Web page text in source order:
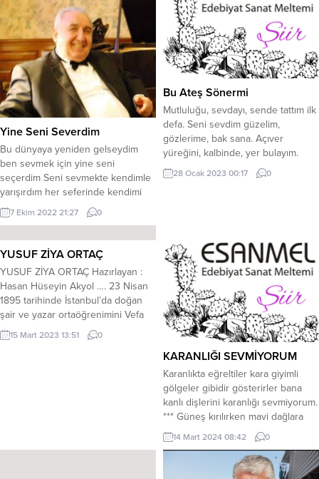
Yine Seni Severdim
Bu dünyaya yeniden gelseydim
ben sevmek için yine seni
seçerdim Seni sevmekte kendimle
yarışırdım her seferinde kendimi
geçerdim Delice bir sevda rüzgarı
olurdum gönül dağında delicesine
efsanevi aşkımla sevdamla yerden
keserdim Yer yüzünde güz
yaşansa da bütün bahçeler sararsa
solsa kurusa da Seninle hazan
mevsiminde bile...
7 Ekim 2022 21:27 0
Bu Ateş Sönermi
Mutluluğu, sevdayı, sende tattım ilk
defa. Seni sevdim güzelim,
gözlerime, bak sana. Açıver
yüreğini, kalbinde, yer bulayım.
Sana alan aşkımı, şarkılara yazayım.
Yenilir sevdama, deli gururum. Ben
diner mi....
28 Ocak 2023 00:17 0
YUSUF ZİYA ORTAÇ
YUSUF ZİYA ORTAÇ Hazırlayan :
Hasan Hüseyin Akyol …. 23 Nisan
1895 tarihinde İstanbul’da doğan
şair ve yazar ortaöğrenimini Vefa
Lisesinde okudu. İstanbul
Üniversitesinin açtığı yeterlilik
15 Mart 2023 13:51 0
KARANLIĞI SEVMİYORUM
Karanlıkta eğreltiler kara giyimli
gölgeler gibidir gösterirler bana
kanlı dişlerini karanlığı sevmiyorum.
*** Güneş kırılırken mavi dağlara
bakır yalımlar çizer göğün ağaran
tanına bu kızıl alev el değmemiş
güller gibidir titreşir şafakta. ***
Yanık saçları, hüzünlü gözleriyle
14 Mart 2024 08:42 0